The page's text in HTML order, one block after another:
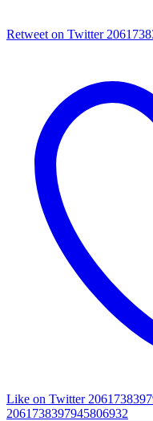
Retweet on Twitter
Like on Twitter
2061738397945806932